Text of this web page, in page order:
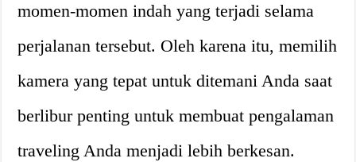
momen-momen indah yang terjadi selama
perjalanan tersebut. Oleh karena itu, memilih
kamera yang tepat untuk ditemani Anda saat
berlibur penting untuk membuat pengalaman
traveling Anda menjadi lebih berkesan.